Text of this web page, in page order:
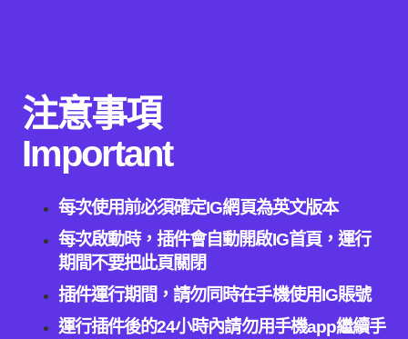
注意事項
Important
每次使用前必須確定IG網頁為英文版本
每次啟動時，插件會自動開啟IG首頁， 運行
期間不要把此頁關閉
插件運行期間，請勿同時在手機使用IG賬號
運行插件後的24小時內請勿用手機app繼續手